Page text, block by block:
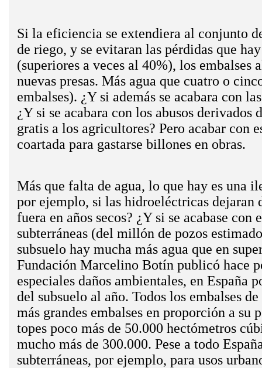
Si la eficiencia se extendiera al conjunto
de riego, y se evitaran las pérdidas que
(superiores a veces al 40%), los embalses
nuevas presas. Más agua que cuatro o
embalses). ¿Y si además se acabara con
¿Y si se acabara con los abusos
gratis a los agricultores? Pero acabar con
coartada para gastarse billones en obras.
Más que falta de agua, lo que hay es una
por ejemplo, si las hidroeléctricas dejaran
fuera en años secos? ¿Y si se acabase
subterráneas (del millón de pozos
subsuelo hay mucha más agua que en
Fundación Marcelino Botín publicó hace
especiales daños ambientales, en España
del subsuelo al año. Todos los embalses
más grandes embalses en proporción a
topes poco más de 50.000 hectómetros
mucho más de 300.000. Pese a todo
subterráneas, por ejemplo, para usos